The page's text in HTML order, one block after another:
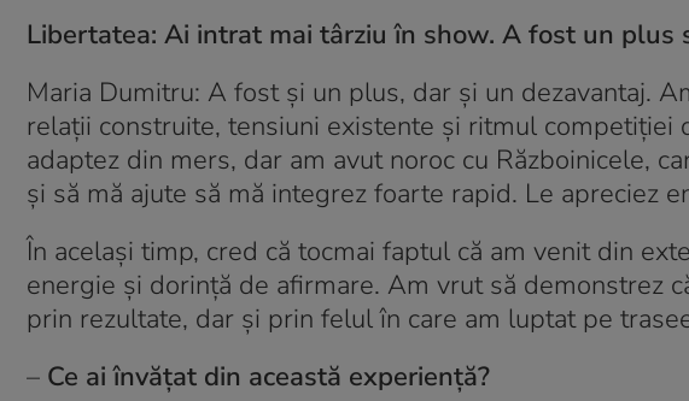
Libertatea: Ai intrat mai târziu în show. A fost un plus
Maria Dumitru: A fost și un plus, dar și un dezavantaj.
relații construite, tensiuni existente și ritmul competiției
adaptez din mers, dar am avut noroc cu Războinicele,
și să mă ajute să mă integrez foarte rapid. Le apreciez
În același timp, cred că tocmai faptul că am venit din
energie și dorință de afirmare. Am vrut să demonstrez
prin rezultate, dar și prin felul în care am luptat pe
– Ce ai învățat din această experiență?